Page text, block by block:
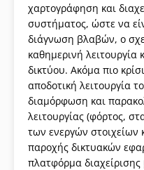
χαρτογράφηση και
συστήματος, ώστε να
διάγνωση βλαβών, ο
καθημερινή λειτουργία
δικτύου. Ακόμα πιο
αποδοτική λειτουργία
διαμόρφωση και
λειτουργίας (φόρτος,
των ενεργών στοιχείων
παροχής δικτυακών
πλατφόρμα